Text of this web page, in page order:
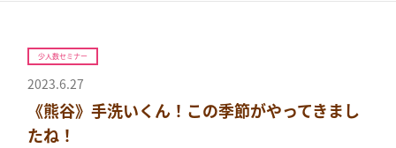
少人数セミナー
2023.6.27
《熊谷》手洗いくん！この季節がやってきまし
たね！